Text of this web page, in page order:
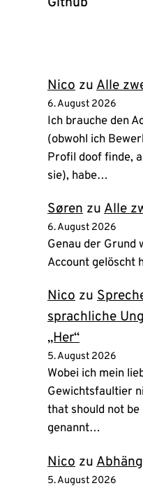
Nico zu Alle
6. August 2026
Ich brauche den
(obwohl ich
Profil doof finde,
sie), habe…
Søren zu Alle
6. August 2026
Genau der Grund
Account gelöscht
Nico zu
sprachliche
„Her“
5. August 2026
Wobei ich mein
Gewichtsfaultier
that should not be
genannt…
Nico zu
5. August 2026